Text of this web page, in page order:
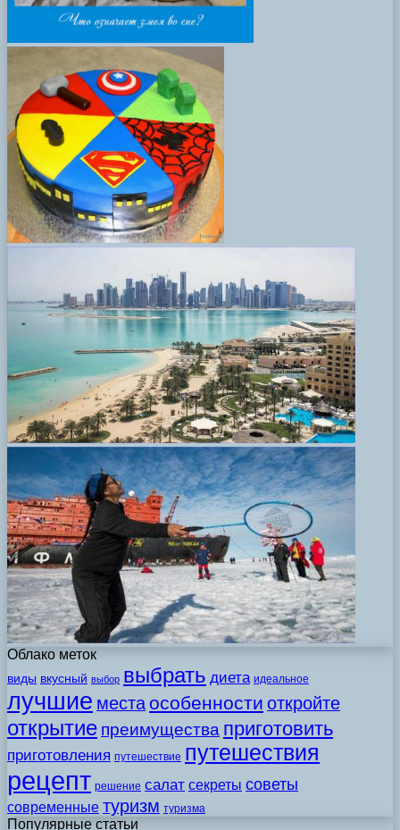
Облако меток
виды вкусный выбор выбрать диета идеальное
лучшие места особенности откройте
открытие преимущества приготовить
приготовления путешествие путешествия
рецепт решение салат секреты советы
современные туризм туризма
Популярные статьи